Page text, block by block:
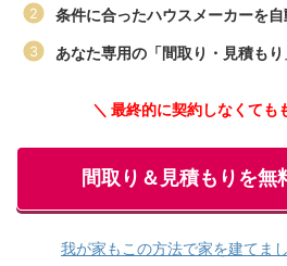
条件に合ったハウスメーカーを
あなた専用の「間取り・見積もり
＼ 最終的に契約しなくても
間取り＆見積もりを無
我が家もこの方法で家を建てま